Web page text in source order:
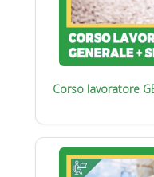
Corso lavoratore